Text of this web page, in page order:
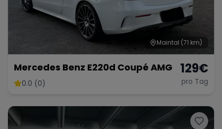
Maintal (71 km)
Mercedes Benz E220d Coupé AMG
0.0 (0)
129€
pro Tag